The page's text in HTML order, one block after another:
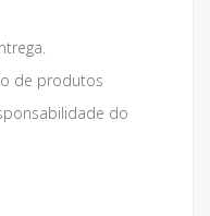
de produtos
do